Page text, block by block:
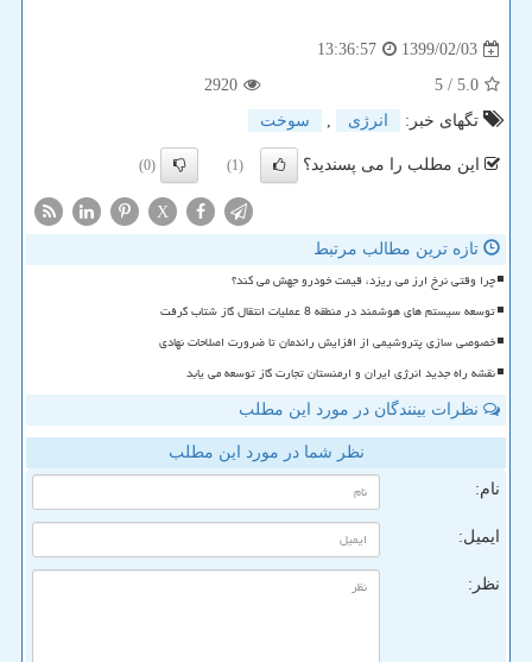
1399/02/03
13:36:57
5.0
/ 5
2920
تگهای خبر:
انرژی , سوخت
این مطلب را می پسندید؟ (1)
(0)
X
تازه ترین مطالب مرتبط
چرا وقتی نرخ ارز می ریزد، قیمت خودرو جهش می کند؟
توسعه سیستم های هوشمند در منطقه 8 عملیات انتقال گاز شتاب گرفت
خصوصی سازی پتروشیمی از افزایش راندمان تا ضرورت اصلاحات نهادی
نقشه راه جدید انرژی ایران و ارمنستان تجارت گاز توسعه می یابد
نظرات بینندگان در مورد این مطلب
نظر شما در مورد این مطلب
نام:
ایمیل:
نظر: